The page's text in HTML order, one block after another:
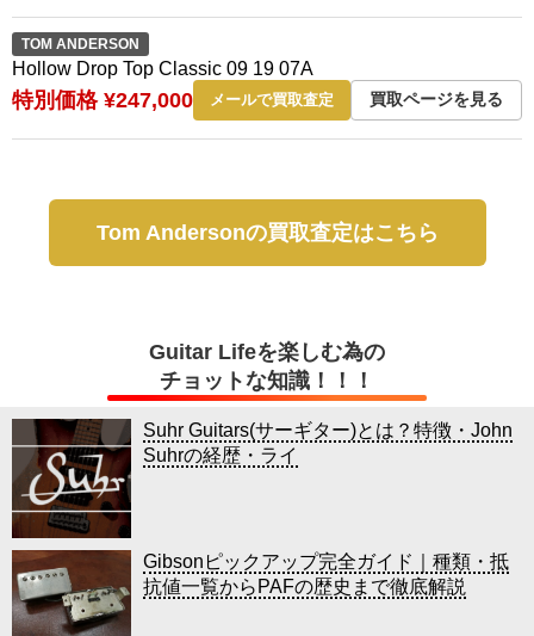
TOM ANDERSON
Hollow Drop Top Classic 09 19 07A
特別価格 ¥247,000 メールで買取査定 買取ページを見る
Tom Andersonの買取査定はこちら
Guitar Lifeを楽しむ為の
チョットな知識！！！
Suhr Guitars(サーギター)とは？特徴・John
Suhrの経歴・ライ
Gibsonピックアップ完全ガイド｜種類・抵
抗値一覧からPAFの歴史まで徹底解説